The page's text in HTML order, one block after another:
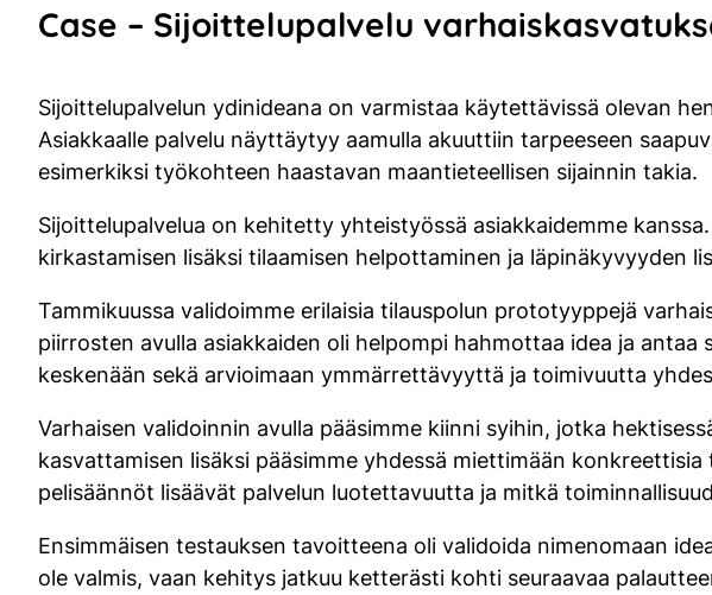
Case – Sijoittelupalvelu
Sijoittelupalvelun ydinideana on varmistaa käytettävissä olevan
Asiakkaalle palvelu näyttäytyy aamulla akuuttiin tarpeeseen
esimerkiksi työkohteen haastavan maantieteellisen sijainnin takia.
Sijoittelupalvelua on kehitetty yhteistyössä asiakkaidemme
kirkastamisen lisäksi tilaamisen helpottaminen ja läpinäkyvyyden
Tammikuussa validoimme erilaisia tilauspolun prototyyppejä
piirrosten avulla asiakkaiden oli helpompi hahmottaa idea ja
keskenään sekä arvioimaan ymmärrettävyyttä ja toimivuutta
Varhaisen validoinnin avulla pääsimme kiinni syihin, jotka
kasvattamisen lisäksi pääsimme yhdessä miettimään
pelisäännöt lisäävät palvelun luotettavuutta ja mitkä
Ensimmäisen testauksen tavoitteena oli validoida nimenomaan
ole valmis, vaan kehitys jatkuu ketterästi kohti seuraavaa